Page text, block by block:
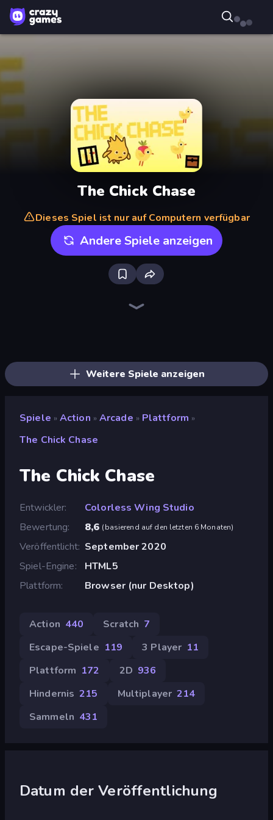
The Chick Chase
Dieses Spiel ist nur auf Computern verfügbar
Andere Spiele anzeigen
Weitere Spiele anzeigen
Spiele » Action » Arcade » Plattform »
The Chick Chase
The Chick Chase
Entwickler
Colorless Wing Studio
Bewertung
8,6 (basierend auf den letzten 6 Monaten)
Veröffentlicht September 2020
Spiel-Engine
HTML5
Plattform
Browser (nur Desktop)
Action 440 Scratch 7
Escape-Spiele 119 3 Player 11
Plattform 172 2D 936
Hindernis 215 Multiplayer 214
Sammeln 431
Datum der Veröffentlichung